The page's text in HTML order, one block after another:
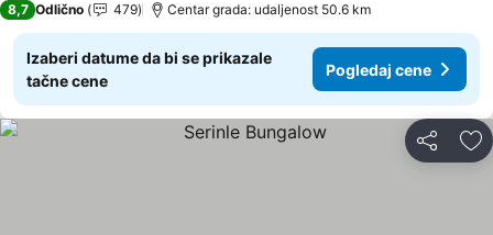
8,7 Odlično 479 Centar grada: udaljenost 50.6 km
Izaberi datume da bi se prikazale
tačne cene
Pogledaj cene
Deli